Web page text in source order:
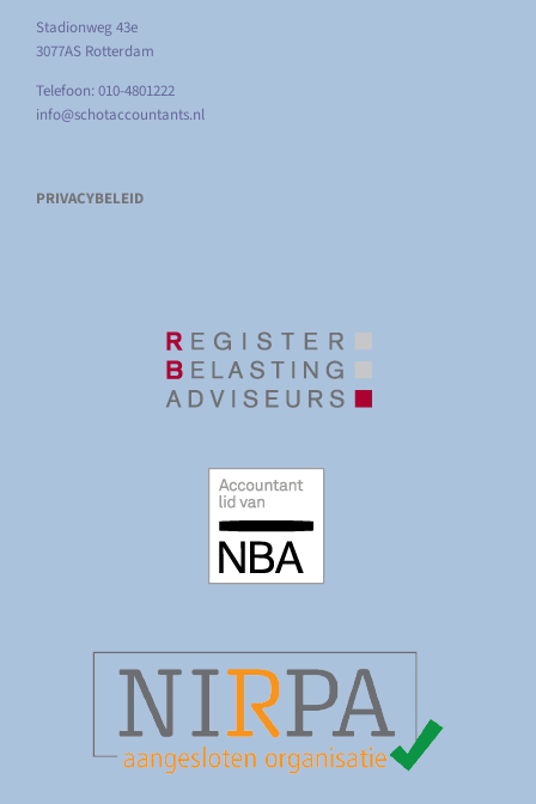
Stadionweg 43e
3077AS Rotterdam
Telefoon: 010-4801222
info@schotaccountants.nl
PRIVACYBELEID